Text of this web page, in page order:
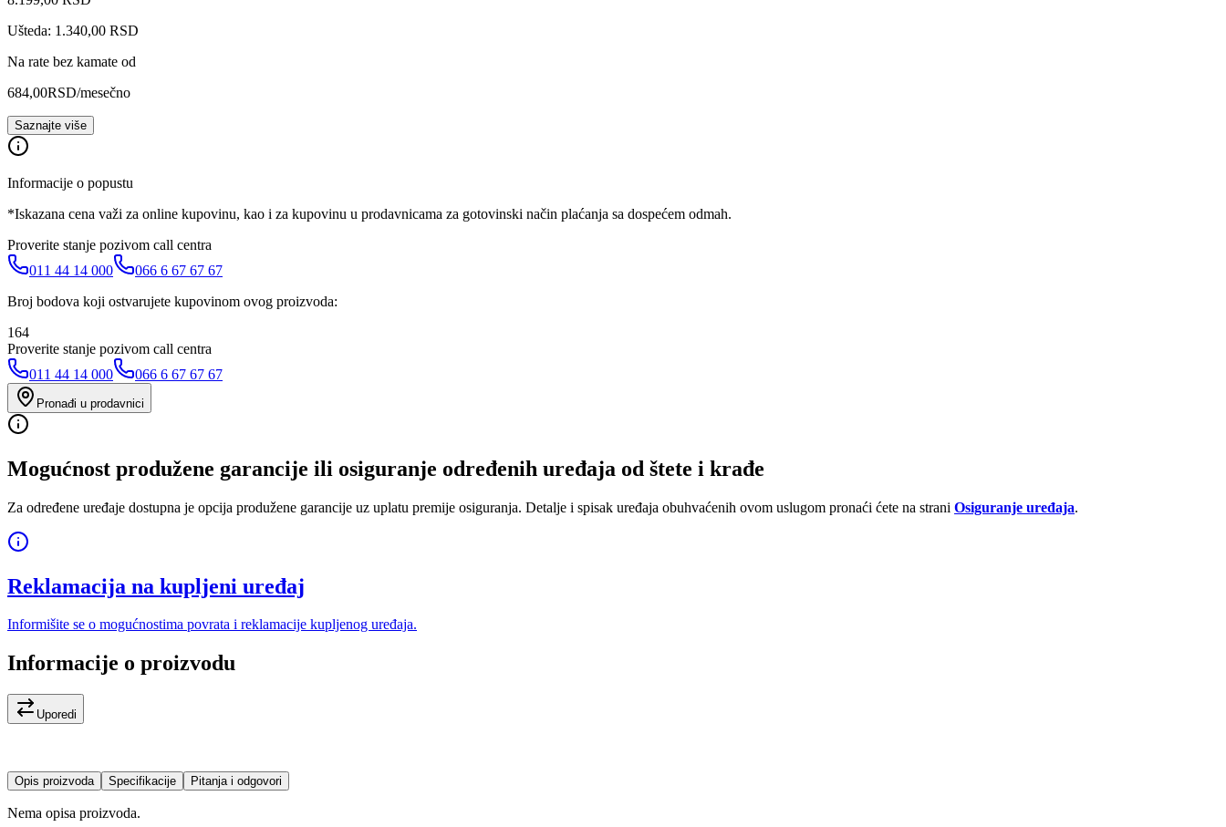
Ušteda: 1.340,00 RSD
Na rate bez kamate od
684,00RSD/mesečno
Saznajte više
Informacije o popustu
*Iskazana cena važi za online kupovinu, kao i za kupovinu u prodavnicama za gotovinski način plaćanja sa dospećem odmah.
Proverite stanje pozivom call centra
011 44 14 000
066 6 67 67 67
Broj bodova koji ostvarujete kupovinom ovog proizvoda:
164
Proverite stanje pozivom call centra
011 44 14 000
066 6 67 67 67
Pronađi u prodavnici
Mogućnost produžene garancije ili osiguranje određenih uređaja od štete i krađe
Za određene uređaje dostupna je opcija produžene garancije uz uplatu premije osiguranja. Detalje i spisak uređaja obuhvaćenih ovom uslugom pronaći ćete na strani Osiguranje uređaja.
Reklamacija na kupljeni uređaj
Informišite se o mogućnostima povrata i reklamacije kupljenog uređaja.
Informacije o proizvodu
Uporedi
Opis proizvoda Specifikacije Pitanja i odgovori
Nema opisa proizvoda.